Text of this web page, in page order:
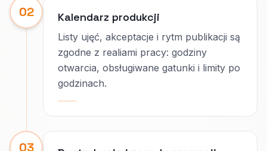
02 Kalendarz produkcji
Listy ujęć, akceptacje i rytm publikacji są
zgodne z realiami pracy: godziny
otwarcia, obsługiwane gatunki i limity po
godzinach.
03